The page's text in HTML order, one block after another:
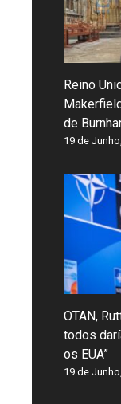
Reino
de
19 de
OTAN,
todos
os EUA”
19 de